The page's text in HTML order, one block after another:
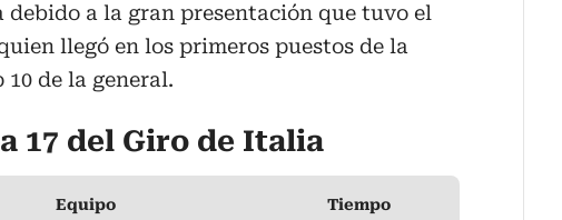
debido a la gran presentación que tuvo el
llegó en los primeros puestos de la
de la general.
17 del Giro de Italia
Equipo Tiempo